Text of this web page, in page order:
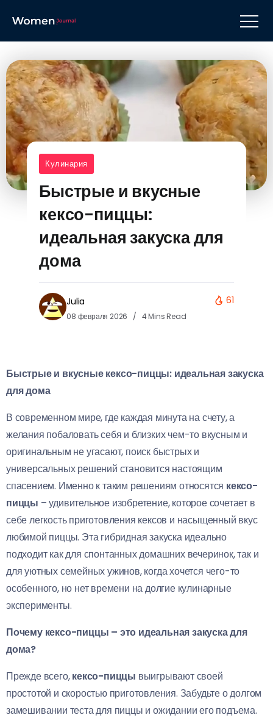
Кулинария
Быстрые и вкусные
кексо-пиццы:
идеальная закуска для
дома
Julia
08 февраля 2026 4 Mins Read
61
Быстрые и вкусные кексо-пиццы: идеальная закуска
для дома
В современном мире, где каждая минута на счету, а
желания побаловать себя и близких чем-то вкусным и
оригинальным не угасают, поиск быстрых и
универсальных решений становится настоящим
спасением. Именно к таким решениям относятся кексо-
пиццы – удивительное изобретение, которое сочетает в
себе легкость приготовления кексов и насыщенный вкус
любимой пиццы. Эта гибридная закуска идеально
подходит как для спонтанных домашних вечеринок, так и
для уютных семейных ужинов, когда хочется чего-то
особенного, но нет времени на долгие кулинарные
эксперименты.
Почему кексо-пиццы – это идеальная закуска для
дома?
Прежде всего,кексо-пиццы выигрывают своей
простотой и скоростью приготовления. Забудьте о долгом
замешивании теста для пиццы и ожидании его подъема.